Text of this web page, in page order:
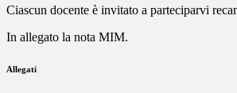
Ciascun docente è invitato a parteciparvi
In allegato la nota MIM.
Allegati